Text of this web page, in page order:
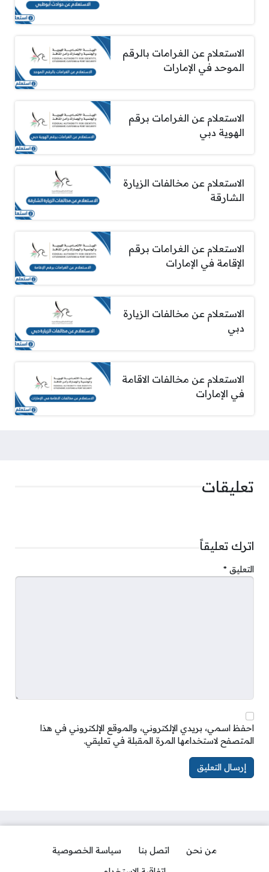
الاستعلام عن الغرامات بالرقم
الموحد في الإمارات
الاستعلام عن الغرامات برقم
الهوية دبي
الاستعلام عن مخالفات الزيارة
الشارقة
الاستعلام عن الغرامات برقم
الإقامة في الإمارات
الاستعلام عن مخالفات الزيارة
دبي
الاستعلام عن مخالفات الاقامة
في الإمارات
تعليقات
اترك تعليقاً
التعليق *
احفظ اسمي، بريدي الإلكتروني، والموقع الإلكتروني في هذا
المتصفح لاستخدامها المرة المقبلة في تعليقي.
من نحن اتصل بنا
سياسة الخصوصية